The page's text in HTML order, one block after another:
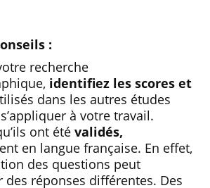
:
recherche
identifiez les scores et
dans les autres études
à votre travail.
ont été validés,
en langue française. En effet,
des questions peut
des réponses différentes. Des